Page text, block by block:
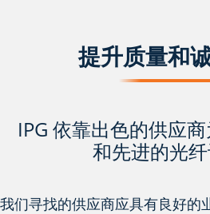
提升质量和
IPG 依靠出色的供应
和先进的光纤
我们寻找的供应商应具有良好的